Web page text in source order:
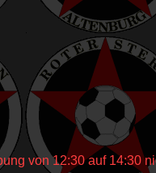
von 12:30 auf 14:30